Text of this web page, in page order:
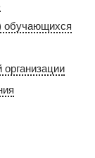
обучающихся
организации